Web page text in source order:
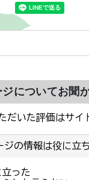
ジについてお聞